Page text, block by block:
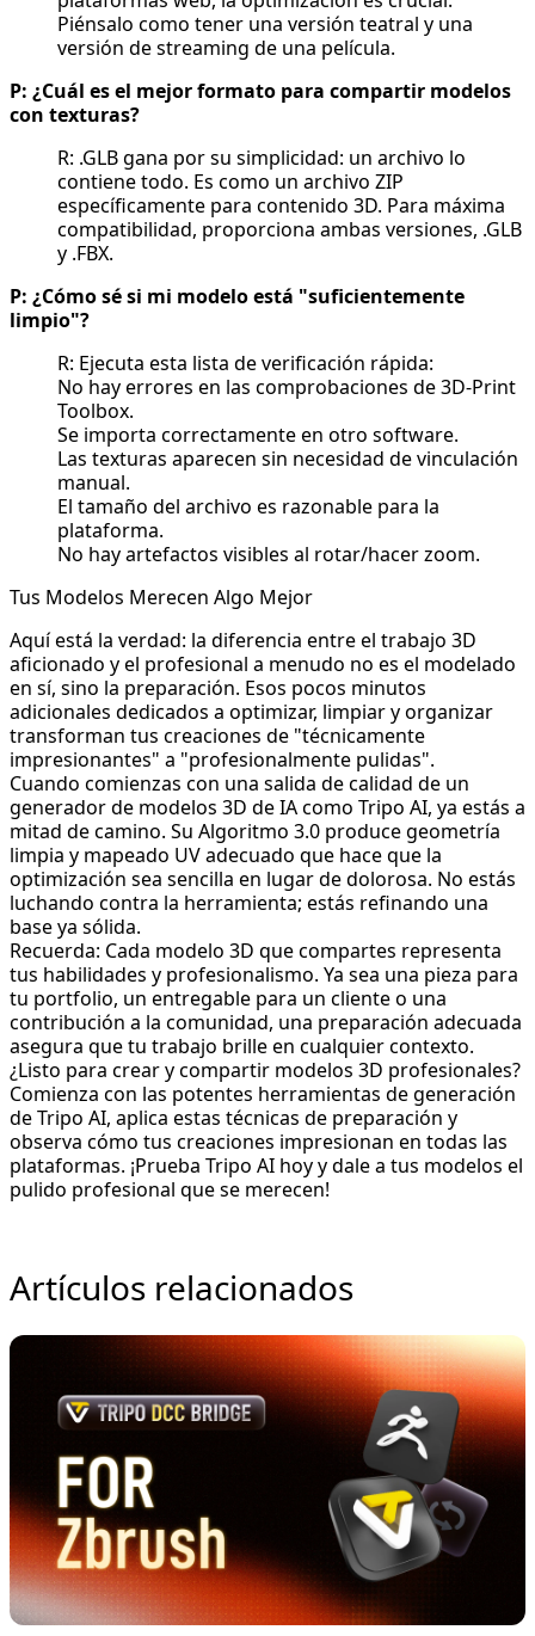
Piénsalo como tener una versión teatral y una
versión de streaming de una película.
P: ¿Cuál es el mejor formato para compartir modelos
con texturas?
R: .GLB gana por su simplicidad: un archivo lo
contiene todo. Es como un archivo ZIP
específicamente para contenido 3D. Para máxima
compatibilidad, proporciona ambas versiones, .GLB
y .FBX.
P: ¿Cómo sé si mi modelo está "suficientemente
limpio"?
R: Ejecuta esta lista de verificación rápida:
No hay errores en las comprobaciones de 3D-Print
Toolbox.
Se importa correctamente en otro software.
Las texturas aparecen sin necesidad de vinculación
manual.
El tamaño del archivo es razonable para la
plataforma.
No hay artefactos visibles al rotar/hacer zoom.
Tus Modelos Merecen Algo Mejor
Aquí está la verdad: la diferencia entre el trabajo 3D
aficionado y el profesional a menudo no es el modelado
en sí, sino la preparación. Esos pocos minutos
adicionales dedicados a optimizar, limpiar y organizar
transforman tus creaciones de "técnicamente
impresionantes" a "profesionalmente pulidas".
Cuando comienzas con una salida de calidad de un
generador de modelos 3D de IA como Tripo AI, ya estás a
mitad de camino. Su Algoritmo 3.0 produce geometría
limpia y mapeado UV adecuado que hace que la
optimización sea sencilla en lugar de dolorosa. No estás
luchando contra la herramienta; estás refinando una
base ya sólida.
Recuerda: Cada modelo 3D que compartes representa
tus habilidades y profesionalismo. Ya sea una pieza para
tu portfolio, un entregable para un cliente o una
contribución a la comunidad, una preparación adecuada
asegura que tu trabajo brille en cualquier contexto.
¿Listo para crear y compartir modelos 3D profesionales?
Comienza con las potentes herramientas de generación
de Tripo AI, aplica estas técnicas de preparación y
observa cómo tus creaciones impresionan en todas las
plataformas. ¡Prueba Tripo AI hoyy dale a tus modelos el
pulido profesional que se merecen!
Artículos relacionados